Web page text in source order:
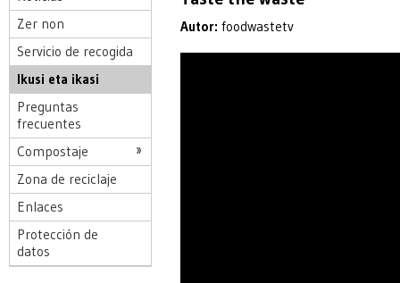
Zer non
Servicio de recogida
Ikusi eta ikasi
Preguntas
frecuentes
Compostaje
Zona de reciclaje
Enlaces
Protección de
datos
Autor: foodwastetv